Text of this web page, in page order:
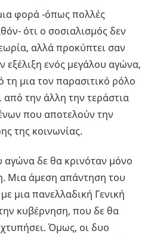
φορά -όπως πολλές
ότι ο σοσιαλισμός δεν
αλλά προκύπτει σαν
εξέλιξη ενός μεγάλου αγώνα,
μια τον παρασιτικό ρόλο
από την άλλη την τεράστια
που αποτελούν την
της κοινωνίας.
αγώνα δε θα κρινόταν μόνο
Μια άμεση απάντηση του
μια πανελλαδική Γενική
κυβέρνηση, που δε θα
Όμως, οι δυο